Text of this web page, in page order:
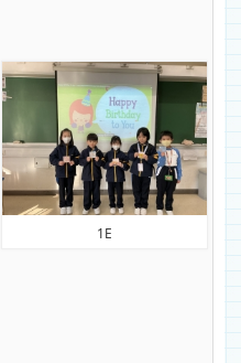
1E